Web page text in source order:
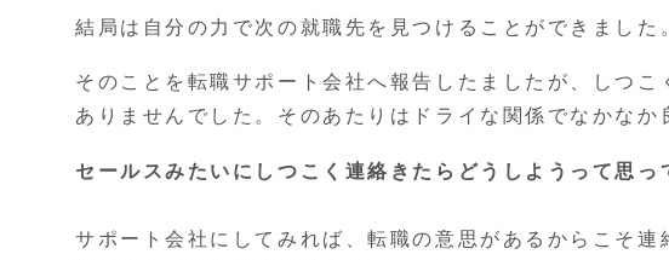
結局は自分の力で次の就職先を見つけることができました
そのことを転職サポート会社へ報告したましたが、しつ
ありませんでした。そのあたりはドライな関係でなかなか
セールスみたいにしつこく連絡きたらどうしようって思っ
サポート会社にしてみれば、転職の意思があるからこそ